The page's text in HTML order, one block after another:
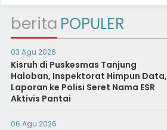
berita POPULER
03 Agu 2026
Kisruh di Puskesmas Tanjung
Haloban, Inspektorat Himpun Data,
Laporan ke Polisi Seret Nama ESR
Aktivis Pantai
06 Agu 2026